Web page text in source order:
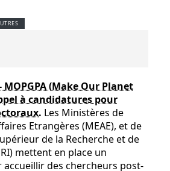
MOPGPA (Make Our Planet
à candidatures pour
Les Ministères de
Etrangères (MEAE), et de
de la Recherche et de
mettent en place un
des chercheurs post-